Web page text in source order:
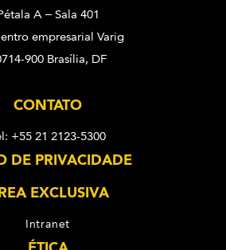
A – Sala 401
empresarial Varig
900 Brasília, DF
CONTATO
+55 21 2123-5300
DE PRIVACIDADE
EXCLUSIVA
Intranet